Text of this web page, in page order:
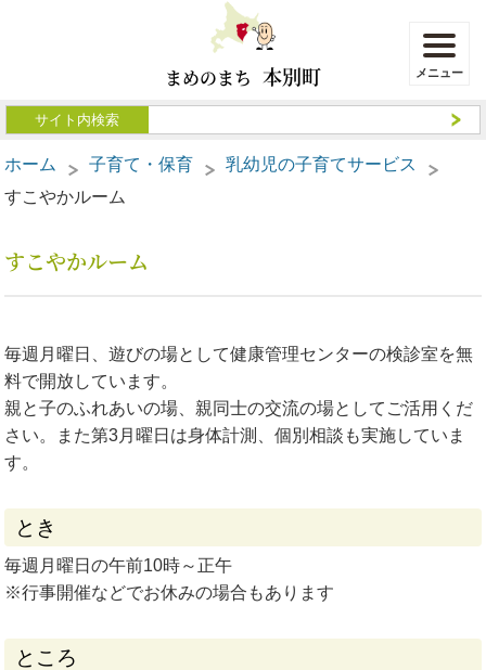
まめのまち 本別町
ホーム 子育て・保育
乳幼児の子育てサービス
すこやかルーム
すこやかルーム
毎週月曜日、遊びの場として健康管理センターの検診室を無
料で開放しています。
親と子のふれあいの場、親同士の交流の場としてご活用くだ
さい。また第3月曜日は身体計測、個別相談も実施していま
す。
とき
毎週月曜日の午前10時～正午
※行事開催などでお休みの場合もあります
ところ